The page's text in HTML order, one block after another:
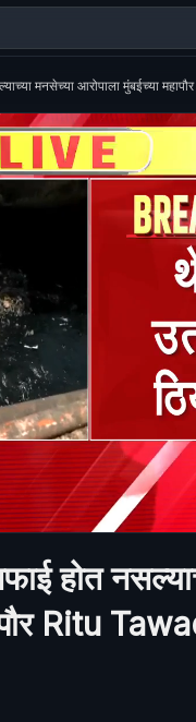
मनसेच्या आरोपाला मुंबईच्या
होत
Ritu